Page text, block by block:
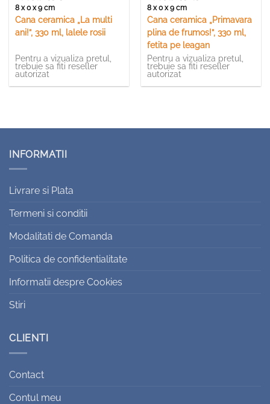
8 x 0 x 9 cm
Cana ceramica „La multi
ani!”, 330 ml, lalele rosii
Pentru a vizualiza pretul,
trebuie sa fiti reseller
autorizat
8 x 0 x 9 cm
Cana ceramica „Primavara
plina de frumos!”, 330 ml,
fetita pe leagan
Pentru a vizualiza pretul,
trebuie sa fiti reseller
autorizat
INFORMATII
Livrare si Plata
Termeni si conditii
Modalitati de Comanda
Politica de confidentialitate
Informatii despre Cookies
Stiri
CLIENTI
Contact
Contul meu